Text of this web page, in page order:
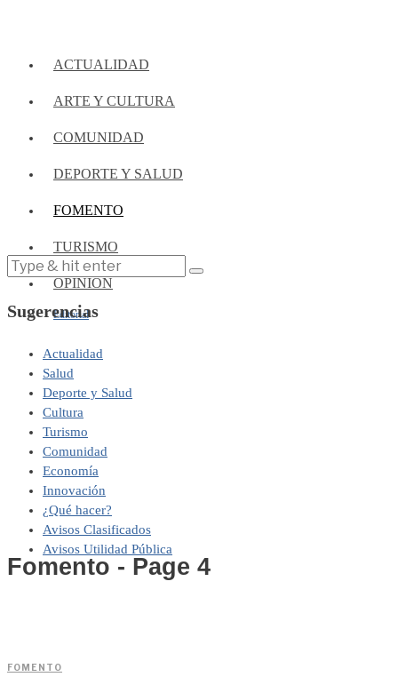
ACTUALIDAD
ARTE Y CULTURA
COMUNIDAD
DEPORTE Y SALUD
FOMENTO
TURISMO
OPINIÓN
Editorial
Sugerencias
Actualidad
Salud
Deporte y Salud
Cultura
Turismo
Comunidad
Economía
Innovación
¿Qué hacer?
Avisos Clasificados
Avisos Utilidad Pública
Fomento - Page 4
FOMENTO